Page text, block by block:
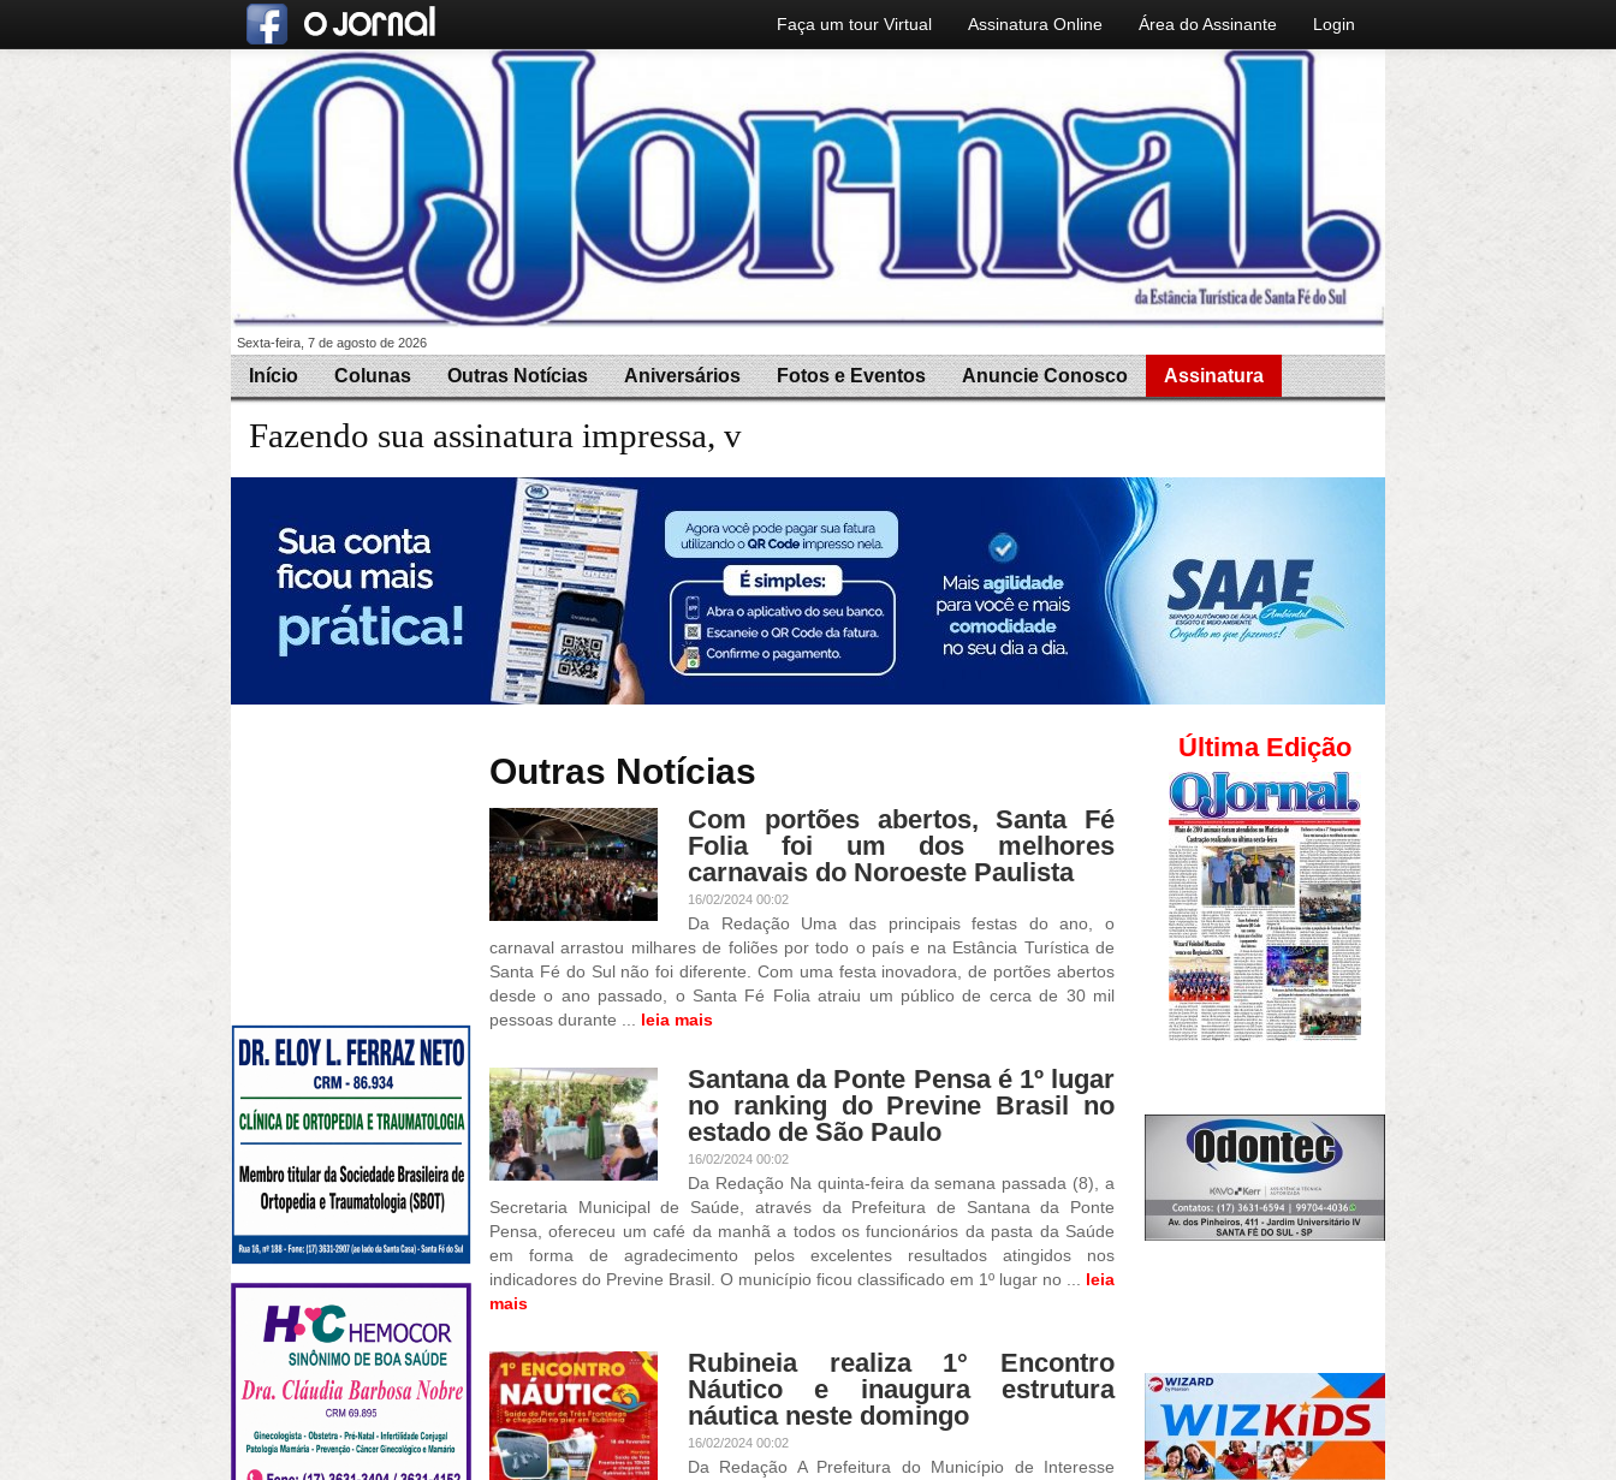
Faça um tour Virtual Assinatura Online Área do Assinante Login
Sexta-feira, 7 de agosto de 2026
Início Colunas Outras Notícias Aniversários Fotos e Eventos Anuncie Conosco Assinatura
Fazendo sua assinatura impressa, você ganha
Outras Notícias
Com portões abertos, Santa Fé
Folia foi um dos melhores
carnavais do Noroeste Paulista
16/02/2024 00:02
Da Redação Uma das principais festas do ano, o
carnaval arrastou milhares de foliões por todo o país e na Estância Turística de
Santa Fé do Sul não foi diferente. Com uma festa inovadora, de portões abertos
desde o ano passado, o Santa Fé Folia atraiu um público de cerca de 30 mil
pessoas durante ... leia mais
Santana da Ponte Pensa é 1º lugar
no ranking do Previne Brasil no
estado de São Paulo
16/02/2024 00:02
Da Redação Na quinta-feira da semana passada (8), a
Secretaria Municipal de Saúde, através da Prefeitura de Santana da Ponte
Pensa, ofereceu um café da manhã a todos os funcionários da pasta da Saúde
em forma de agradecimento pelos excelentes resultados atingidos nos
indicadores do Previne Brasil. O município ficou classificado em 1º lugar no ... leia
mais
Rubineia realiza 1° Encontro
Náutico e inaugura estrutura
náutica neste domingo
16/02/2024 00:02
Da Redação A Prefeitura do Município de Interesse
Última Edição